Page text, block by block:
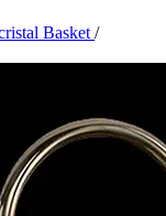
Basket /